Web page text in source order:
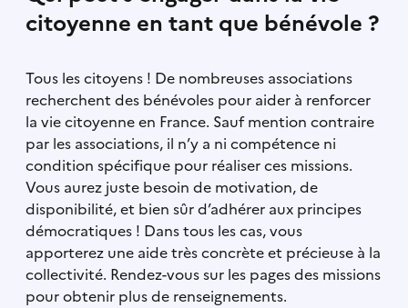
citoyenne en tant que bénévole ?
Tous les citoyens ! De nombreuses associations
recherchent des bénévoles pour aider à renforcer
la vie citoyenne en France. Sauf mention contraire
par les associations, il n’y a ni compétence ni
condition spécifique pour réaliser ces missions.
Vous aurez juste besoin de motivation, de
disponibilité, et bien sûr d’adhérer aux principes
démocratiques ! Dans tous les cas, vous
apporterez une aide très concrète et précieuse à la
collectivité. Rendez-vous sur les pages des missions
pour obtenir plus de renseignements.